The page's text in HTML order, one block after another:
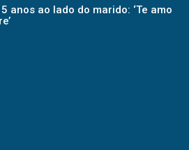
anos ao lado do marido: ‘Te amo